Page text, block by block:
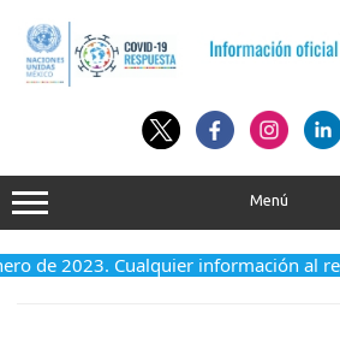
contenido
Menú
de 2023. Cualquier información al